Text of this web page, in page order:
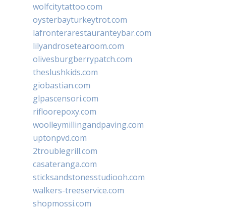
wolfcitytattoo.com
oysterbayturkeytrot.com
lafronterarestauranteybar.com
lilyandrosetearoom.com
olivesburgberrypatch.com
theslushkids.com
giobastian.com
glpascensori.com
rifloorepoxy.com
woolleymillingandpaving.com
uptonpvd.com
2troublegrill.com
casateranga.com
sticksandstonesstudiooh.com
walkers-treeservice.com
shopmossi.com